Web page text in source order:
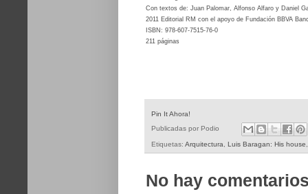
Con textos de: Juan Palomar, Alfonso Alfaro y Daniel
2011 Editorial RM con el apoyo de Fundación BBVA
ISBN: 978-607-7515-76-0
211 páginas
Pin It Ahora!
Publicadas por Podio
Etiquetas: Arquitectura Luis Baragan: His house
No hay